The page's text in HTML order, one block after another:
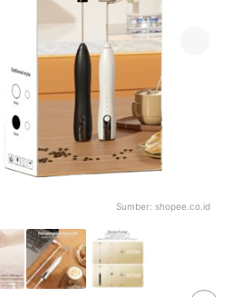
Sumber: shopee.co.id